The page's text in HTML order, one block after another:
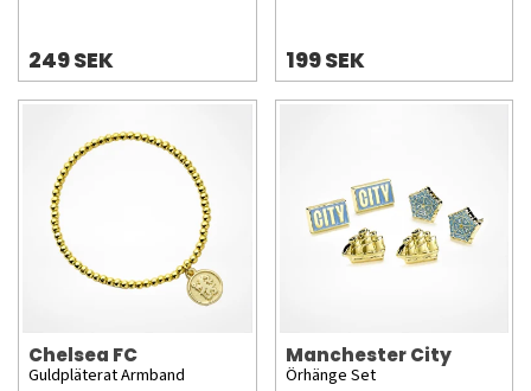
249 SEK 199 SEK
Chelsea FC
Guldpläterat Armband
Manchester City
Örhänge Set